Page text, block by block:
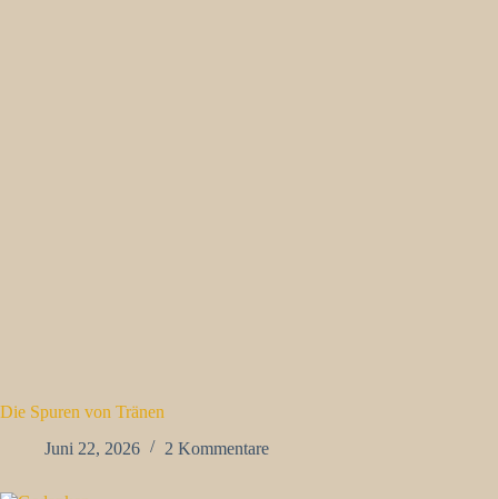
Die Spuren von Tränen
Juni 22, 2026
2 Kommentare